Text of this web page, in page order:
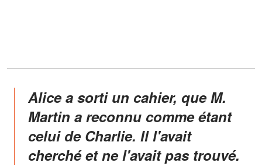
Alice a sorti un cahier, que M.
Martin a reconnu comme étant
celui de Charlie. Il l'avait
cherché et ne l'avait pas trouvé.